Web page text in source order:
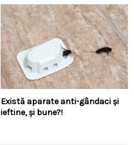
Există aparate anti-gândaci și
ieftine, și bune?!